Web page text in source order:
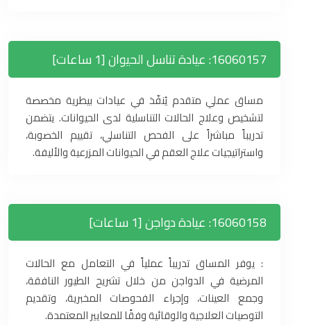
16060157: عيادة تناسل الحيوان [1 ساعات]
مساق عملي متقدم يُنفّذ في عيادات بيطرية مخصصة
لتشخيص وعلاج الحالات التناسلية لدى الحيوانات. يتضمن
تدريباً مباشراً على الفحص التناسلي، تقييم الخصوبة،
واستراتيجيات علاج العقم في الحيوانات المزرعية والأليفة.
16060158: عيادة دواجن [1 ساعات]
: يوفر المساق تدريباً عملياً في التعامل مع الحالات
المرضية في الدواجن من خلال تشريح الطيور النافقة،
وجمع العينات، وإجراء الفحوصات المخبرية، وتقديم
التوصيات العلاجية والوقائية وفقًا للمعايير المعتمدة.